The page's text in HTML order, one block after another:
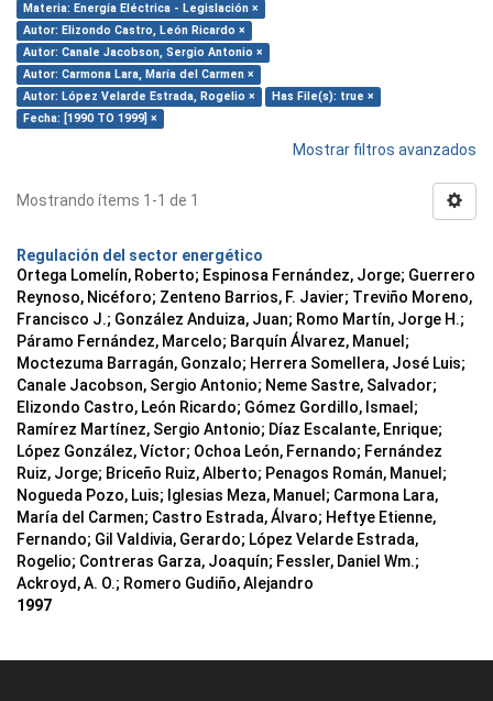
Materia: Energía Eléctrica - Legislación ×
Autor: Elizondo Castro, León Ricardo ×
Autor: Canale Jacobson, Sergio Antonio ×
Autor: Carmona Lara, María del Carmen ×
Autor: López Velarde Estrada, Rogelio ×
Has File(s): true ×
Fecha: [1990 TO 1999] ×
Mostrar filtros avanzados
Mostrando ítems 1-1 de 1
Regulación del sector energético
Ortega Lomelín, Roberto; Espinosa Fernández, Jorge; Guerrero
Reynoso, Nicéforo; Zenteno Barrios, F. Javier; Treviño Moreno,
Francisco J.; González Anduiza, Juan; Romo Martín, Jorge H.;
Páramo Fernández, Marcelo; Barquín Álvarez, Manuel;
Moctezuma Barragán, Gonzalo; Herrera Somellera, José Luis;
Canale Jacobson, Sergio Antonio; Neme Sastre, Salvador;
Elizondo Castro, León Ricardo; Gómez Gordillo, Ismael;
Ramírez Martínez, Sergio Antonio; Díaz Escalante, Enrique;
López González, Víctor; Ochoa León, Fernando; Fernández
Ruiz, Jorge; Briceño Ruiz, Alberto; Penagos Román, Manuel;
Nogueda Pozo, Luis; Iglesias Meza, Manuel; Carmona Lara,
María del Carmen; Castro Estrada, Álvaro; Heftye Etienne,
Fernando; Gil Valdivia, Gerardo; López Velarde Estrada,
Rogelio; Contreras Garza, Joaquín; Fessler, Daniel Wm.;
Ackroyd, A. O.; Romero Gudiño, Alejandro
1997